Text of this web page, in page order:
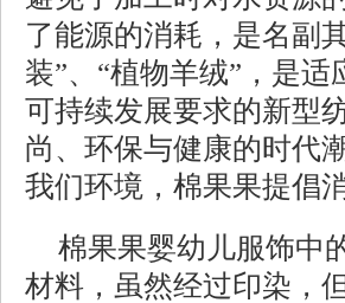
了能源的消耗，是名副
装”、“植物羊绒”，是
可持续发展要求的新型
尚、环保与健康的时代
我们环境，棉果果提倡
棉果果婴幼儿服饰中
材料，虽然经过印染，